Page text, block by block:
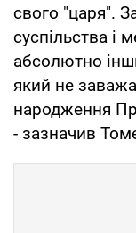
свого "царя".
суспільства і
абсолютно
який не
народження
- зазначив